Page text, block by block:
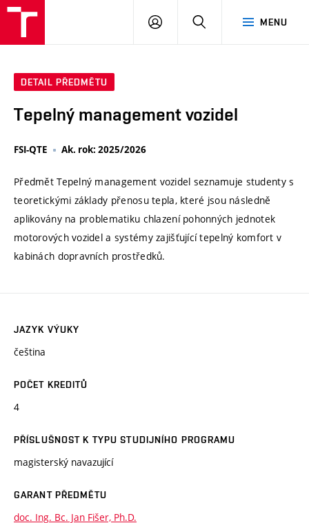
MENU
PŘIHLÁSIT
DETAIL PŘEDMĚTU
Tepelný management vozidel
FSI-QTE Ak. rok: 2025/2026
Předmět Tepelný management vozidel seznamuje studenty s
teoretickými základy přenosu tepla, které jsou následně
aplikovány na problematiku chlazení pohonných jednotek
motorových vozidel a systémy zajišťující tepelný komfort v
kabinách dopravních prostředků.
JAZYK VÝUKY
čeština
POČET KREDITŮ
4
PŘÍSLUŠNOST K TYPU STUDIJNÍHO PROGRAMU
magisterský navazující
GARANT PŘEDMĚTU
doc. Ing. Bc. Jan Fišer, Ph.D.